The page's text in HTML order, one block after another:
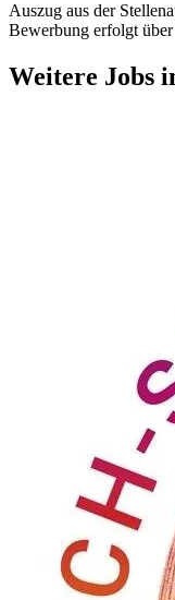
Auszug aus der
Bewerbung erfolgt
Weitere Jobs